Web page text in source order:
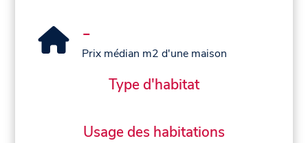
-
Prix médian m2 d'une maison
Type d'habitat
Usage des habitations